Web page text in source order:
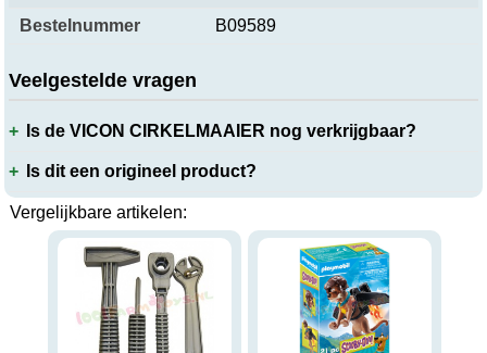
Bestelnummer
B09589
Veelgestelde vragen
Is de VICON CIRKELMAAIER nog verkrijgbaar?
Is dit een origineel product?
Vergelijkbare artikelen: